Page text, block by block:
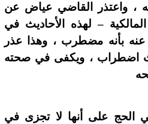
، واعتذر القاضي عياض عن
– لهذه الأحاديث في
بأنه مضطرب ، وهذا عذر
اضطراب ، ويكفى في صحته
الحج على أنها لا تجزى في